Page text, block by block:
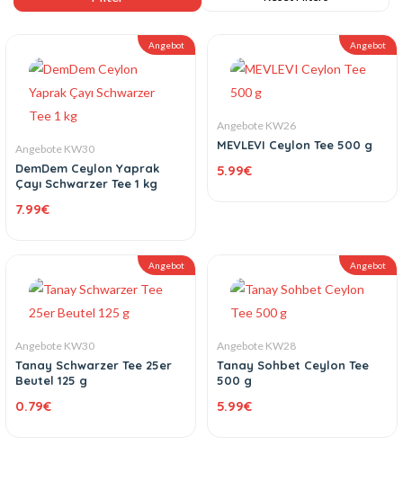
Angebot
Angebote KW30
DemDem Ceylon Yaprak
Çayı Schwarzer Tee 1 kg
7.99€
Angebot
Angebote KW26
MEVLEVI Ceylon Tee 500 g
5.99€
Angebot
Angebote KW30
Tanay Schwarzer Tee 25er
Beutel 125 g
0.79€
Angebot
Angebote KW28
Tanay Sohbet Ceylon Tee
500 g
5.99€